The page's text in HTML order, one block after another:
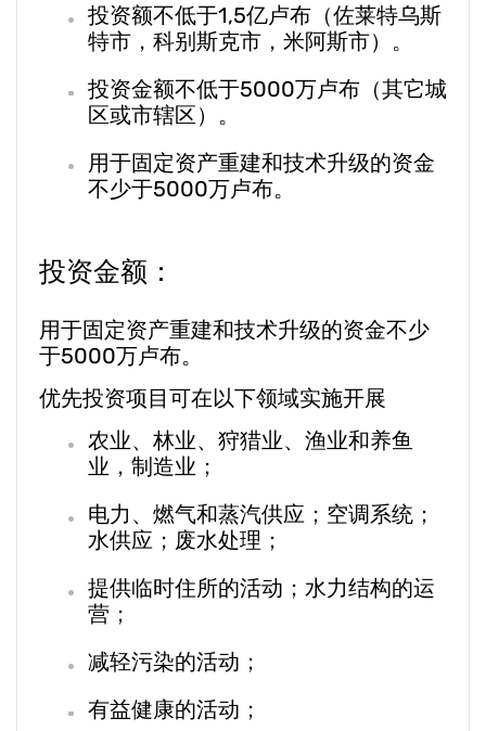
投资额不低于1,5亿卢布（佐莱特乌斯
特市，科别斯克市，米阿斯市）。
投资金额不低于5000万卢布（其它城
区或市辖区）。
用于固定资产重建和技术升级的资金
不少于5000万卢布。
投资金额：
用于固定资产重建和技术升级的资金不少
于5000万卢布。
优先投资项目可在以下领域实施开展
农业、林业、狩猎业、渔业和养鱼
业，制造业；
电力、燃气和蒸汽供应；空调系统；
水供应；废水处理；
提供临时住所的活动；水力结构的运
营；
减轻污染的活动；
有益健康的活动；